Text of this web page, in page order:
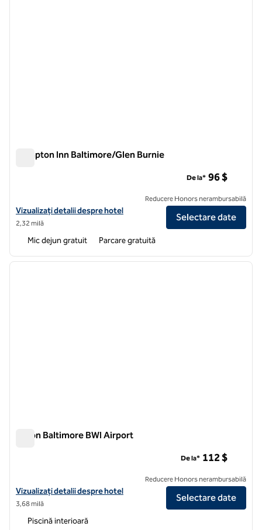
Hampton Inn Baltimore/Glen Burnie
Vizualizați detaliile hotelului Hampton Inn Baltimore/Glen Burnie
Vizualizați detalii despre hotel
2,32 milă
De la* 96 $
Reducere Honors nerambursabilă
Selectare date
Mic dejun gratuit Parcare gratuită
1 din 12
Hilton Baltimore BWI Airport
Vizualizați detaliile hotelului pentru Hilton Baltimore BWI Airport
Vizualizați detalii despre hotel
3,68 milă
De la* 112 $
Reducere Honors nerambursabilă
Selectare date
Piscină interioară